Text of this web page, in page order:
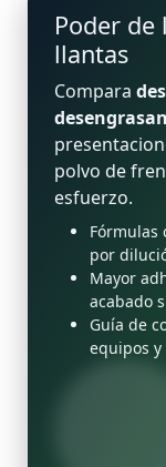
Poder de
llantas
Compara
polvo de
esfuerzo.
Fórmulas
por
Mayor
acabado
Guía de
equipos y